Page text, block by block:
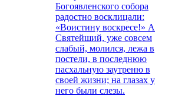
Богоявленского собора
радостно восклицали:
«Воистину воскресе!» А
Святейший, уже совсем
слабый, молился, лежа в
постели, в последнюю
пасхальную заутреню в
своей жизни; на глазах у
него были слезы.